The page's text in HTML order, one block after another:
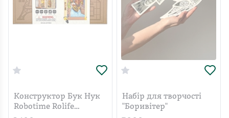
Конструктор Бук Нук
Robotime Rolife
Набір для творчості
"Боривітер"